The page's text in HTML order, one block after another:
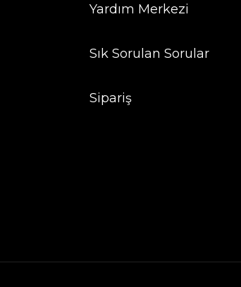
Yardım Merkezi
Sık Sorulan Sorular
Sipariş